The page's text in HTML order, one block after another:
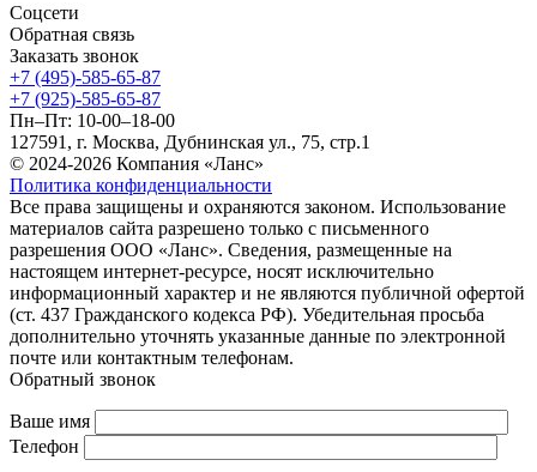
Соцсети
Обратная связь
Заказать звонок
+7 (495)-585-65-87
+7 (925)-585-65-87
Пн–Пт: 10-00–18-00
127591, г. Москва, Дубнинская ул., 75, стр.1
© 2024-2026 Компания «Ланс»
Политика конфиденциальности
Все права защищены и охраняются законом. Использование
материалов сайта разрешено только с письменного
разрешения ООО «Ланс». Сведения, размещенные на
настоящем интернет-ресурсе, носят исключительно
информационный характер и не являются публичной офертой
(ст. 437 Гражданского кодекса РФ). Убедительная просьба
дополнительно уточнять указанные данные по электронной
почте или контактным телефонам.
Обратный звонок
Ваше имя
Телефон